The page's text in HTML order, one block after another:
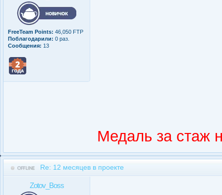
FreeTeam Points: 46,050 FTP
Поблагодарили: 0 раз.
Сообщения: 13
Медаль за стаж
Re: 12 месяцев в проекте
Zotov_Boss